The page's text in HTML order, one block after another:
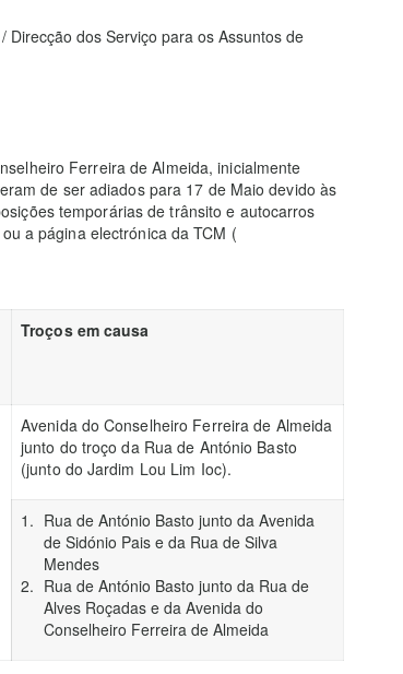
Direcção dos Serviço para os Assuntos de
Ferreira de Almeida, inicialmente
de ser adiados para 17 de Maio devido às
temporárias de trânsito e autocarros
a página electrónica da TCM (
Troços em causa
Avenida do Conselheiro Ferreira de Almeida
junto do troço da Rua de António Basto
(junto do Jardim Lou Lim Ioc).
Rua de António Basto junto da Avenida
de Sidónio Pais e da Rua de Silva
Mendes
Rua de António Basto junto da Rua de
Alves Roçadas e da Avenida do
Conselheiro Ferreira de Almeida